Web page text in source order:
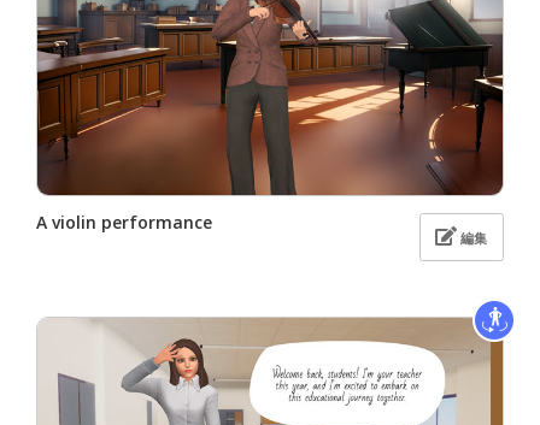
A violin performance
編集